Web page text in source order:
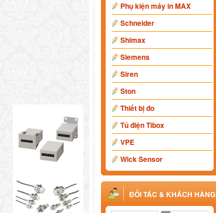
Phụ kiện máy in MAX
Schneider
Shimax
Siemens
Siren
Ston
Thiết bị đo
Tủ điện Tibox
VPE
Wick Sensor
ĐỐI TÁC & KHÁCH HÀNG